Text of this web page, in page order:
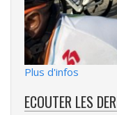
Plus d'infos
ECOUTER LES